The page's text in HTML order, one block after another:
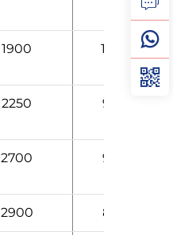
1900 12
2250 9
2700 9
2900 8